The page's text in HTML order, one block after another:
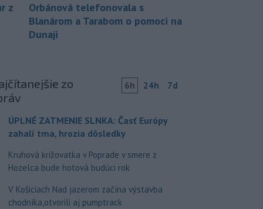
z
Orbánová telefonovala s
Blanárom a Tarabom o pomoci na
Dunaji
zo
6h 24h 7d
ÚPLNÉ ZATMENIE SLNKA: Časť Európy
zahalí tma, hrozia dôsledky
Kruhová križovatka v Poprade v smere z
Hozelca bude hotová budúci rok
V Košiciach Nad jazerom začína výstavba
chodníka,otvorili aj pumptrack